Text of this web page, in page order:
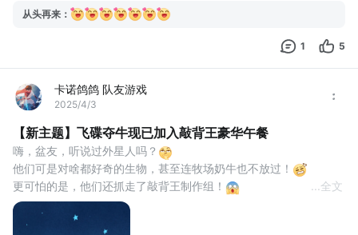
从头再来 ：
1 5
卡诺鸽鸽 队友游戏
2025/4/3
【新主题】飞碟夺牛现已加入敲背王豪华午餐
嗨，盆友，听说过外星人吗？
他们可是对啥都好奇的生物，甚至连牧场奶牛也不放过！
更可怕的是，他们还抓走了敲背王制作组！
在与外星人“亲密接触”的过程中，制作组与外星人进行了长达数月的
深度交流！
全文